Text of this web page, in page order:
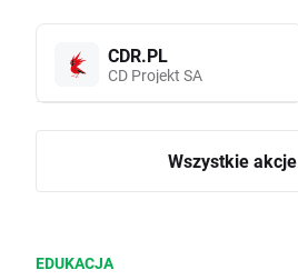
CDR.PL
CD Projekt SA
Wszystkie akcje
EDUKACJA